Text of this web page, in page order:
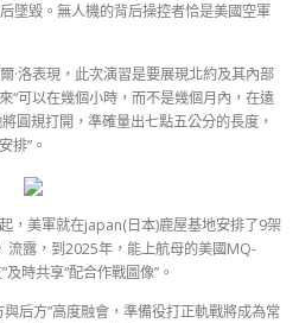
墜毀。無人機的背后操控者恰是美國空軍
·洛表現，此次演習是要展現北約及其內部
“可以在幾個小時，而不是幾個月內，在遠
圓規打開，準確量出七點五公分的長度，
排”。
，美軍就在japan(日本)鹿屋基地安排了9架
流露，到2025年，能上航母的美國MQ-
時共享“配合作戰圖像”。
后方”高度融會，準備役打正軌戰將成為常